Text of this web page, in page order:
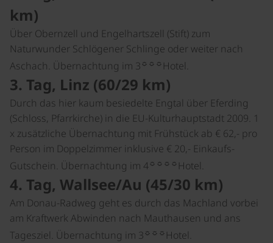
km)
Über Obernzell und Engelhartszell (Stift) zum
Naturwunder Schlögener Schlinge oder weiter nach
Aschach. Übernachtung im 3☼☼☼ Hotel.
3. Tag, Linz (60/29 km)
Durch das hier kaum besiedelte Engtal über Eferding
(Schloss, Pfarrkirche) in die EU-Kulturhauptstadt 2009. 1
x zusätzliche Übernachtung mit Frühstück ab € 62,- pro
Person im Doppelzimmer inklusive € 20,- Einkaufs-
Gutschein. Übernachtung im 4☼☼☼☼ Hotel.
4. Tag, Wallsee/Au (45/30 km)
Am Donau-Radweg geht es durch das Machland vorbei
am Kraftwerk Abwinden nach Mauthausen und ans
Tagesziel. Übernachtung im 3☼☼☼ Hotel.